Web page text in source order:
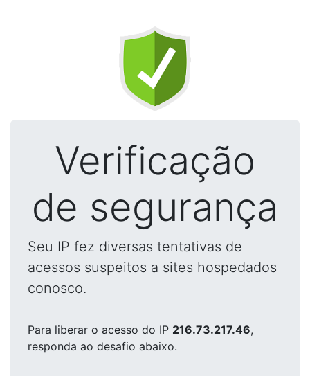
Verificação
de segurança
Seu IP fez diversas tentativas de
acessos suspeitos a sites hospedados
conosco.
Para liberar o acesso do IP 216.73.217.46,
responda ao desafio abaixo.